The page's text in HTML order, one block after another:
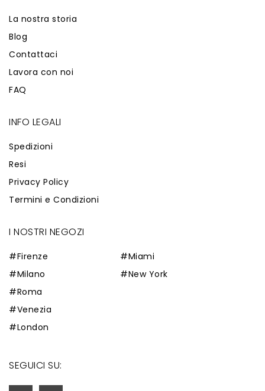
La nostra storia
Blog
Contattaci
Lavora con noi
FAQ
INFO LEGALI
Spedizioni
Resi
Privacy Policy
Termini e Condizioni
I NOSTRI NEGOZI
#Firenze
#Milano
#Roma
#Venezia
#London
#Miami
#New York
SEGUICI SU: